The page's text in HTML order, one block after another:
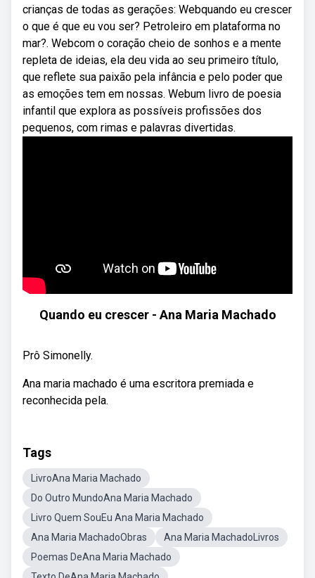
crianças de todas as gerações: Webquando eu crescer
o que é que eu vou ser? Petroleiro em plataforma no
mar?. Webcom o coração cheio de sonhos e a mente
repleta de ideias, ela deu vida ao seu primeiro título,
que reflete sua paixão pela infância e pelo poder que
as emoções tem em nossas. Webum livro de poesia
infantil que explora as possíveis profissões dos
pequenos, com rimas e palavras divertidas.
Quando eu crescer - Ana Maria Machado
Prô Simonelly.
Ana maria machado é uma escritora premiada e
reconhecida pela.
Tags
LivroAna Maria Machado
Do Outro MundoAna Maria Machado
Livro Quem SouEu Ana Maria Machado
Ana Maria MachadoObras
Ana Maria MachadoLivros
Poemas DeAna Maria Machado